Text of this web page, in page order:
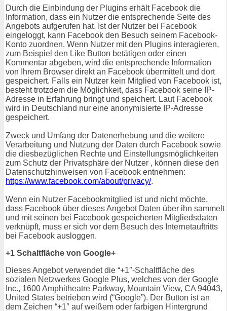
Durch die Einbindung der Plugins erhält Facebook die
Information, dass ein Nutzer die entsprechende Seite des
Angebots aufgerufen hat. Ist der Nutzer bei Facebook
eingeloggt, kann Facebook den Besuch seinem Facebook-
Konto zuordnen. Wenn Nutzer mit den Plugins interagieren,
zum Beispiel den Like Button betätigen oder einen
Kommentar abgeben, wird die entsprechende Information
von Ihrem Browser direkt an Facebook übermittelt und dort
gespeichert. Falls ein Nutzer kein Mitglied von Facebook ist,
besteht trotzdem die Möglichkeit, dass Facebook seine IP-
Adresse in Erfahrung bringt und speichert. Laut Facebook
wird in Deutschland nur eine anonymisierte IP-Adresse
gespeichert.
Zweck und Umfang der Datenerhebung und die weitere
Verarbeitung und Nutzung der Daten durch Facebook sowie
die diesbezüglichen Rechte und Einstellungsmöglichkeiten
zum Schutz der Privatsphäre der Nutzer , können diese den
Datenschutzhinweisen von Facebook entnehmen:
https://www.facebook.com/about/privacy/.
Wenn ein Nutzer Facebookmitglied ist und nicht möchte,
dass Facebook über dieses Angebot Daten über ihn sammelt
und mit seinen bei Facebook gespeicherten Mitgliedsdaten
verknüpft, muss er sich vor dem Besuch des Internetauftritts
bei Facebook ausloggen.
+1 Schaltfläche von Google+
Dieses Angebot verwendet die “+1″-Schaltfläche des
sozialen Netzwerkes Google Plus, welches von der Google
Inc., 1600 Amphitheatre Parkway, Mountain View, CA 94043,
United States betrieben wird (“Google”). Der Button ist an
dem Zeichen “+1″ auf weißem oder farbigen Hintergrund